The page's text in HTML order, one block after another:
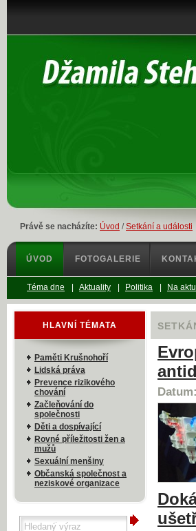
Právě se nacházíte: Úvod /Setkání a události
Datum:
HLAVNÍ TÉMATA
Paměti Krušnohoří
Lidská práva
Prevence rizikového
chování
Začleňování do
společnosti
Děti a dospívající
Rovné příležitosti žen a
mužů
Sexuální menšiny
Občanská společnost a
neziskové organizace
ÚVOD FOTOGALERIE
Téma dne Aktuality Politika Na